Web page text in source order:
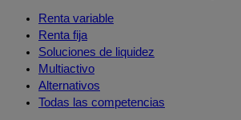
Renta variable
Renta fija
Soluciones de liquidez
Multiactivo
Alternativos
Todas las competencias